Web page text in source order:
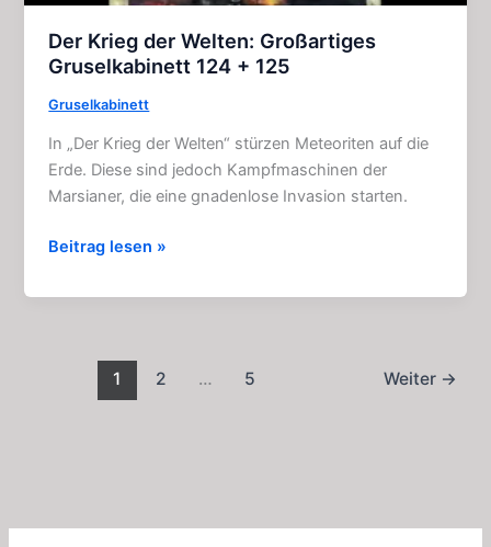
Der Krieg der Welten: Großartiges
Gruselkabinett 124 + 125
Gruselkabinett
In „Der Krieg der Welten“ stürzen Meteoriten auf die
Erde. Diese sind jedoch Kampfmaschinen der
Marsianer, die eine gnadenlose Invasion starten.
Der
der
Gruselkabinett
Beitrag lesen »
1 2 … 5 Weiter →